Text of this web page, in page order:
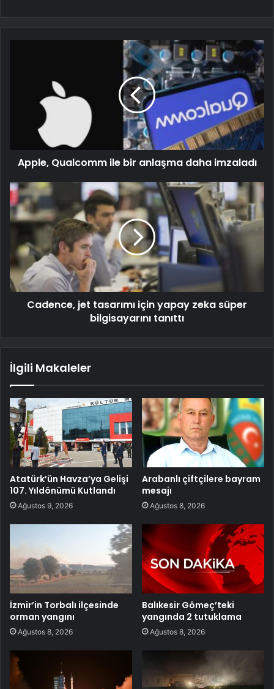
Apple, Qualcomm ile bir anlaşma daha imzaladı
Cadence, jet tasarımı için yapay zeka süper
bilgisayarını tanıttı
İlgili Makaleler
Atatürk’ün Havza’ya Gelişi
107. Yıldönümü Kutlandı
Ağustos 9, 2026
Arabanlı çiftçilere bayram
mesajı
Ağustos 8, 2026
İzmir’in Torbalı ilçesinde
orman yangını
Ağustos 8, 2026
Balıkesir Gömeç’teki
yangında 2 tutuklama
Ağustos 8, 2026